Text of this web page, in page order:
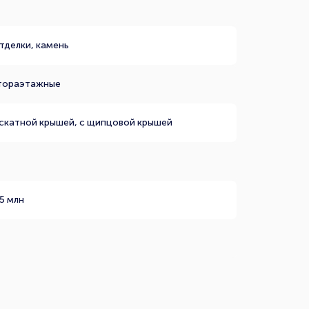
камень
крышей, с щипцовой крышей
млн